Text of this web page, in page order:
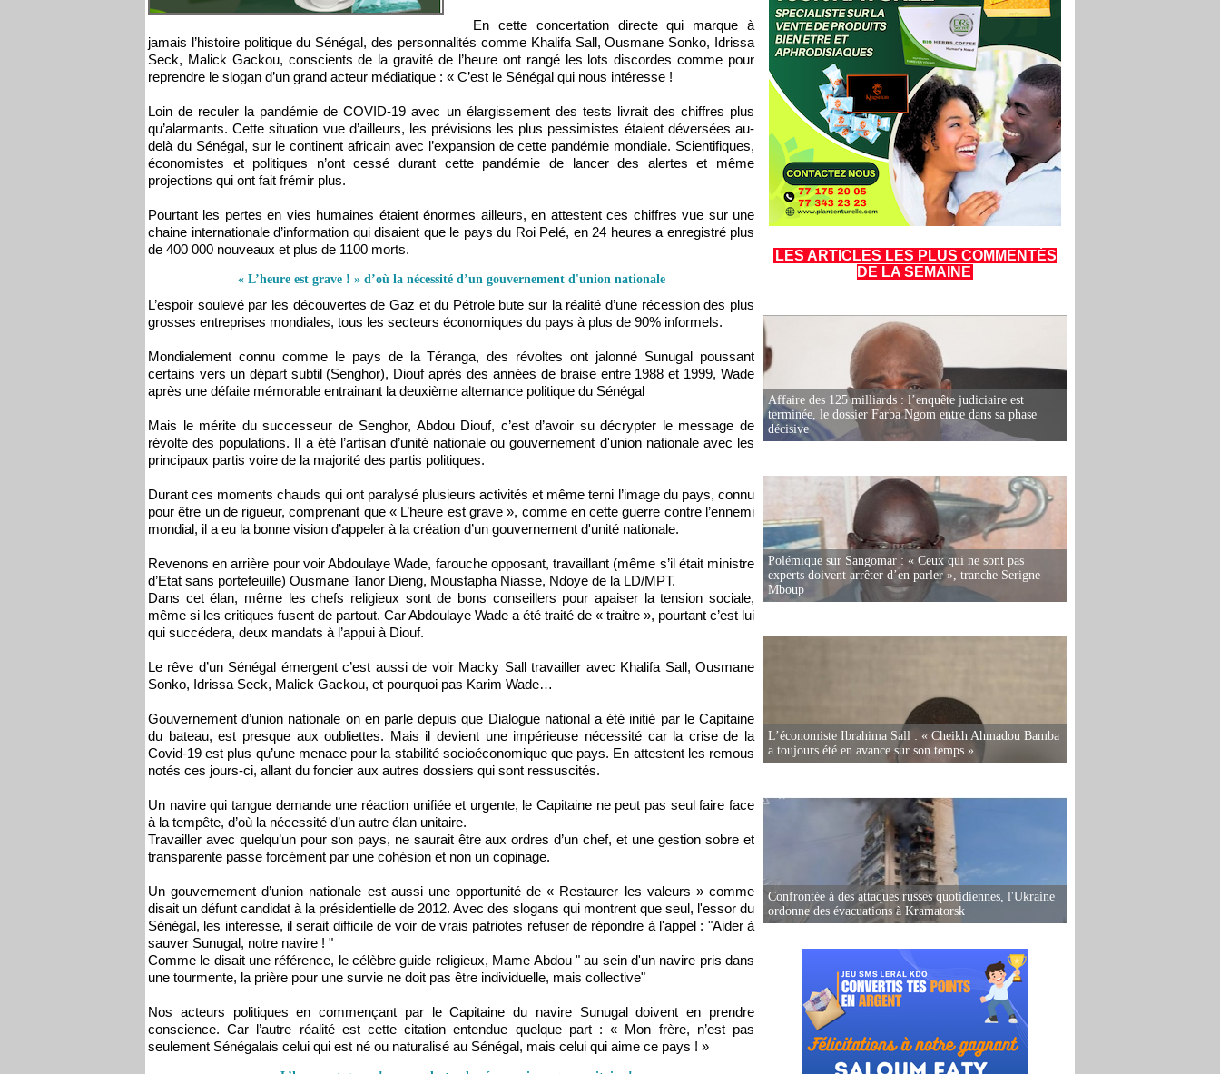
En cette concertation directe qui marque à
jamais l’histoire politique du Sénégal, des personnalités comme Khalifa Sall, Ousmane Sonko, Idrissa
Seck, Malick Gackou, conscients de la gravité de l’heure ont rangé les lots discordes comme pour
reprendre le slogan d’un grand acteur médiatique : « C’est le Sénégal qui nous intéresse !
Loin de reculer la pandémie de COVID-19 avec un élargissement des tests livrait des chiffres plus
qu’alarmants. Cette situation vue d’ailleurs, les prévisions les plus pessimistes étaient déversées au-
delà du Sénégal, sur le continent africain avec l’expansion de cette pandémie mondiale. Scientifiques,
économistes et politiques n’ont cessé durant cette pandémie de lancer des alertes et même
projections qui ont fait frémir plus.
Pourtant les pertes en vies humaines étaient énormes ailleurs, en attestent ces chiffres vue sur une
chaine internationale d’information qui disaient que le pays du Roi Pelé, en 24 heures a enregistré plus
de 400 000 nouveaux et plus de 1100 morts.
« L’heure est grave ! » d’où la nécessité d’un gouvernement d'union nationale
L’espoir soulevé par les découvertes de Gaz et du Pétrole bute sur la réalité d’une récession des plus
grosses entreprises mondiales, tous les secteurs économiques du pays à plus de 90% informels.
Mondialement connu comme le pays de la Téranga, des révoltes ont jalonné Sunugal poussant
certains vers un départ subtil (Senghor), Diouf après des années de braise entre 1988 et 1999, Wade
après une défaite mémorable entrainant la deuxième alternance politique du Sénégal
Mais le mérite du successeur de Senghor, Abdou Diouf, c’est d’avoir su décrypter le message de
révolte des populations. Il a été l’artisan d’unité nationale ou gouvernement d'union nationale avec les
principaux partis voire de la majorité des partis politiques.
Durant ces moments chauds qui ont paralysé plusieurs activités et même terni l’image du pays, connu
pour être un de rigueur, comprenant que « L’heure est grave », comme en cette guerre contre l’ennemi
mondial, il a eu la bonne vision d’appeler à la création d’un gouvernement d'unité nationale.
Revenons en arrière pour voir Abdoulaye Wade, farouche opposant, travaillant (même s’il était ministre
d’Etat sans portefeuille) Ousmane Tanor Dieng, Moustapha Niasse, Ndoye de la LD/MPT.
Dans cet élan, même les chefs religieux sont de bons conseillers pour apaiser la tension sociale,
même si les critiques fusent de partout. Car Abdoulaye Wade a été traité de « traitre », pourtant c’est lui
qui succédera, deux mandats à l’appui à Diouf.
Le rêve d’un Sénégal émergent c’est aussi de voir Macky Sall travailler avec Khalifa Sall, Ousmane
Sonko, Idrissa Seck, Malick Gackou, et pourquoi pas Karim Wade…
Gouvernement d’union nationale on en parle depuis que Dialogue national a été initié par le Capitaine
du bateau, est presque aux oubliettes. Mais il devient une impérieuse nécessité car la crise de la
Covid-19 est plus qu’une menace pour la stabilité socioéconomique que pays. En attestent les remous
notés ces jours-ci, allant du foncier aux autres dossiers qui sont ressuscités.
Un navire qui tangue demande une réaction unifiée et urgente, le Capitaine ne peut pas seul faire face
à la tempête, d’où la nécessité d’un autre élan unitaire.
Travailler avec quelqu’un pour son pays, ne saurait être aux ordres d’un chef, et une gestion sobre et
transparente passe forcément par une cohésion et non un copinage.
Un gouvernement d’union nationale est aussi une opportunité de « Restaurer les valeurs » comme
disait un défunt candidat à la présidentielle de 2012. Avec des slogans qui montrent que seul, l'essor du
Sénégal, les interesse, il serait difficile de voir de vrais patriotes refuser de répondre à l'appel : "Aider à
sauver Sunugal, notre navire ! "
Comme le disait une référence, le célèbre guide religieux, Mame Abdou " au sein d'un navire pris dans
une tourmente, la prière pour une survie ne doit pas être individuelle, mais collective"
Nos acteurs politiques en commençant par le Capitaine du navire Sunugal doivent en prendre
conscience. Car l’autre réalité est cette citation entendue quelque part : « Mon frère, n’est pas
seulement Sénégalais celui qui est né ou naturalisé au Sénégal, mais celui qui aime ce pays ! »
LES ARTICLES LES PLUS COMMENTÉS
DE LA SEMAINE
Affaire des 125 milliards : l’enquête judiciaire est
terminée, le dossier Farba Ngom entre dans sa phase
décisive
Polémique sur Sangomar : « Ceux qui ne sont pas
experts doivent arrêter d’en parler », tranche Serigne
Mboup
L’économiste Ibrahima Sall : « Cheikh Ahmadou Bamba
a toujours été en avance sur son temps »
Confrontée à des attaques russes quotidiennes, l'Ukraine
ordonne des évacuations à Kramatorsk